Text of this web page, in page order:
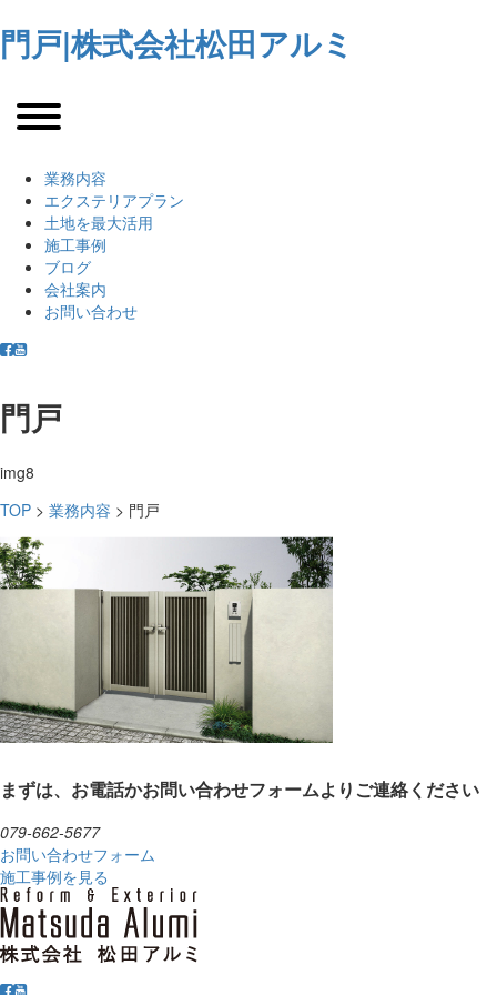
門戸|株式会社松田アルミ
業務内容
エクステリアプラン
土地を最大活用
施工事例
ブログ
会社案内
お問い合わせ
門戸
img8
TOP > 業務内容 > 門戸
まずは、お電話かお問い合わせフォームよりご連絡ください
079-662-5677
お問い合わせフォーム
施工事例を見る